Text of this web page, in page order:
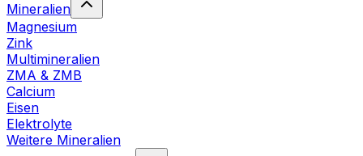
Mineralien
Magnesium
Zink
Multimineralien
ZMA & ZMB
Calcium
Eisen
Elektrolyte
Weitere Mineralien